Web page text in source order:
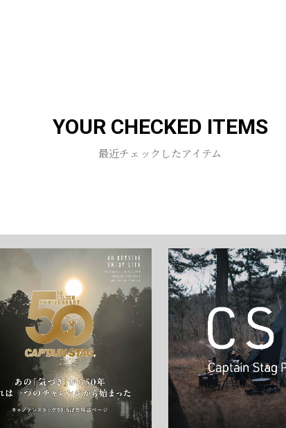
YOUR CHECKED ITEMS
最近チェックしたアイテム